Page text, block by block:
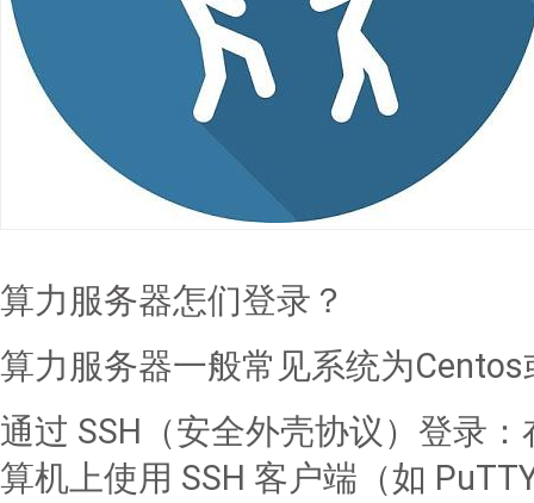
算力服务器怎们登录？
算力服务器一般常见系统为
通过 SSH（安全外壳协议）登录
算机上使用 SSH 客户端（如